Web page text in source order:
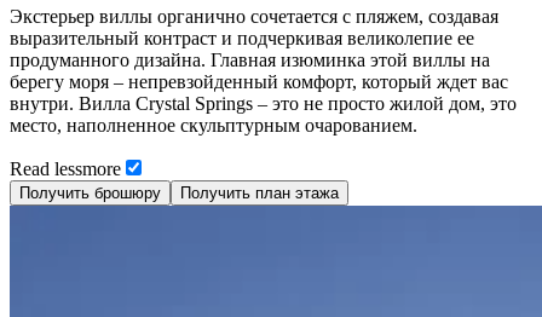
Экстерьер виллы органично сочетается с пляжем, создавая
выразительный контраст и подчеркивая великолепие ее
продуманного дизайна. Главная изюминка этой виллы на
берегу моря – непревзойденный комфорт, который ждет вас
внутри. Вилла Crystal Springs – это не просто жилой дом, это
место, наполненное скульптурным очарованием.
Read lessmore
Получить брошюру Получить план этажа